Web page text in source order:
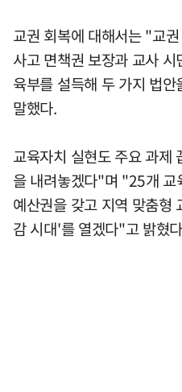
교권 회복에 대해서는 "교
사고 면책권 보장과 교사
육부를 설득해 두 가지 법
말했다.
교육자치 실현도 주요 과제
을 내려놓겠다"며 "25개 교
예산권을 갖고 지역 맞춤
감 시대'를 열겠다"고 밝혔